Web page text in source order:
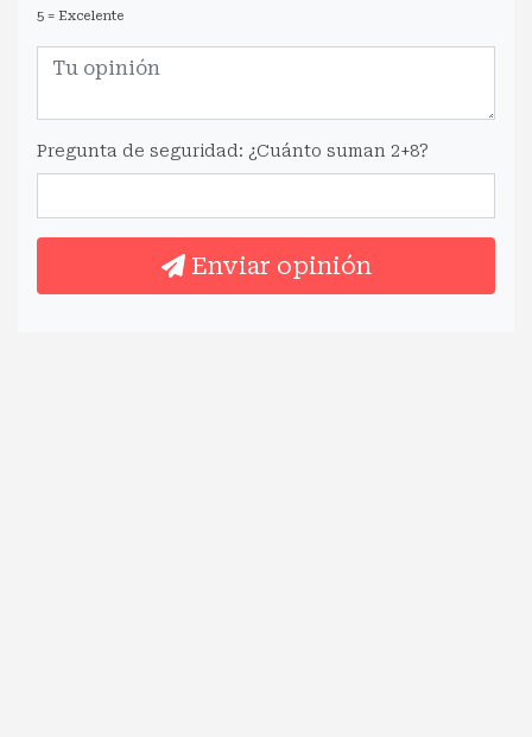
5 = Excelente
Pregunta de seguridad: ¿Cuánto suman 2+8?
Enviar opinión